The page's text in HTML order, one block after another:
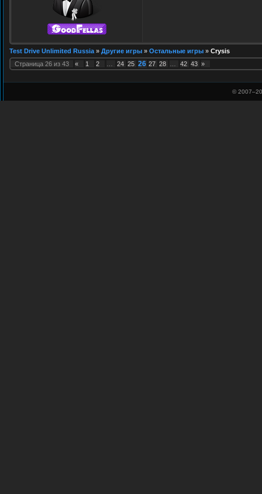
Test Drive Unlimited Russia » Другие игры » Остальные игры » Crysis
Страница 26 из 43 « 1 2 24 25 26 27 28 42 43 »
© 2007–